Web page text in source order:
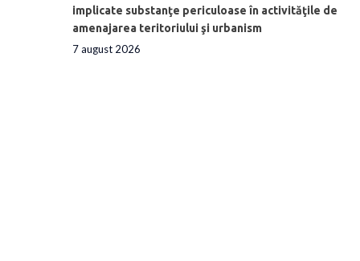
implicate substanţe periculoase în activităţile de
amenajarea teritoriului şi urbanism
7 august 2026